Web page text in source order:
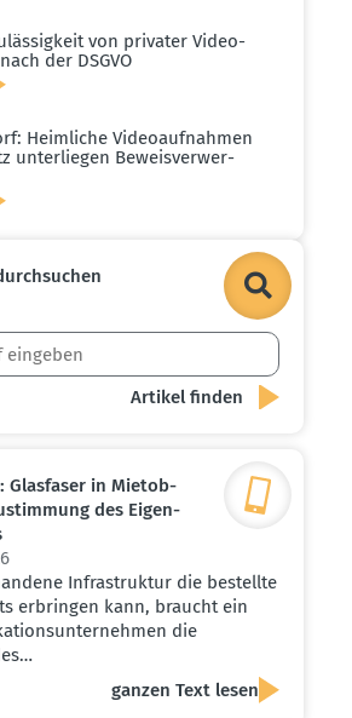
von privater Video­
der DSGVO
Heimliche Video­auf­nahmen
unter­liegen Beweis­ver­wer­
Glasfaser in Mietob­
des Eigen­
Infrastruktur die bestellte
erbringen kann, braucht ein
die
ganzen Text lesen